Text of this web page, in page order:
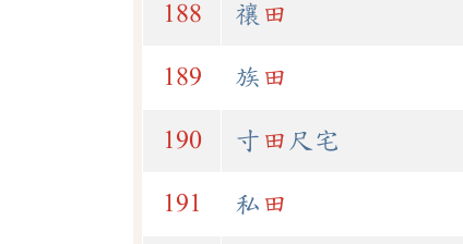
188 禳 田
189 族 田
190 寸 田 尺宅
191 私 田